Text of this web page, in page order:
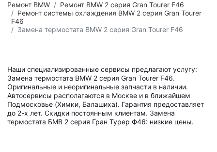
Ремонт BMW
Ремонт BMW 2 серия Gran Tourer F46
Ремонт системы охлаждения BMW 2 серия Gran Tourer
F46
Замена термостата BMW 2 серия Gran Tourer F46
Наши специализированные сервисы предлагают услугу:
Замена термостата BMW 2 серия Gran Tourer F46.
Оригинальные и неоригинальные запчасти в наличии.
Автосервисы располагаются в Москве и в ближайшем
Подмосковье (Химки, Балашиха). Гарантия предоставляет
до 2-х лет. Скидки постоянным клиентам. Замена
термостата БМВ 2 серия Гран Турер Ф46: низкие цены.